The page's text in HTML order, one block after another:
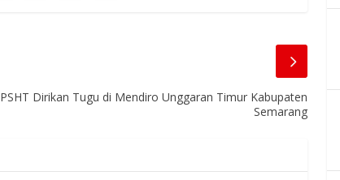
PSHT Dirikan Tugu di Mendiro Unggaran Timur Kabupaten
Semarang